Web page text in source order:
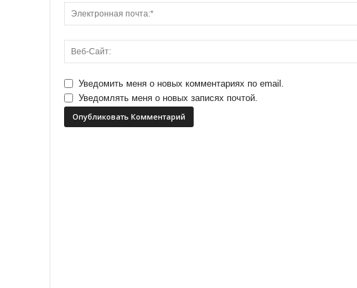
Уведомить меня о новых комментариях по email.
Уведомлять меня о новых записях почтой.